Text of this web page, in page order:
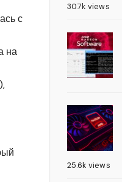
с
на
30.7k views
25.6k views